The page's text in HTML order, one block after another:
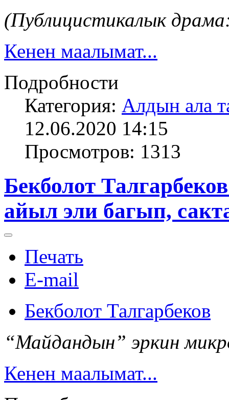
(Публицистикалык
Кенен маалымат...
Подробности
Категория: Алдын ала
12.06.2020 14:15
Просмотров: 1313
Бекболот
айыл эли багып,
Печать
E-mail
Бекболот Талгарбеков
“Майдандын” эркин
Кенен маалымат...